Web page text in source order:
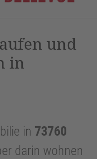
und
in
in 73760
darin wohnen